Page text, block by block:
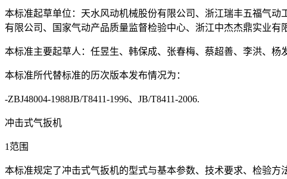
本标准起草单位：天水风动机械股份有限公司、浙江瑞丰五福气
有限公司、国家气动产品质量监督检验中心、浙江中杰杰鼎实业有
本标准主要起草人：任昱生、韩保成、张春梅、蔡超善、李洪、
本标准所代替标准的历次版本发布情况为：
-ZBJ48004-1988JB/T8411-1996、JB/T8411-2006.
冲击式气扳机
1范围
本标准规定了冲击式气扳机的型式与基本参数、技术要求、检验方